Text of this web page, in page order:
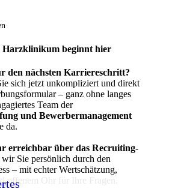
beginnt hier
den nächsten Karriereschritt?
sich jetzt unkompliziert und direkt
– ganz ohne langes
Team der
und Bewerbermanagement
da.
erreichbar über das Recruiting-
Sie persönlich durch den
– mit echter Wertschätzung,
offenem Ohr für Ihre Fragen.